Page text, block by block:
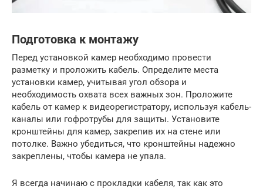
Подготовка к монтажу
Перед установкой камер необходимо провести
разметку и проложить кабель. Определите места
установки камер, учитывая угол обзора и
необходимость охвата всех важных зон. Проложите
кабель от камер к видеорегистратору, используя кабель-
каналы или гофротрубы для защиты. Установите
кронштейны для камер, закрепив их на стене или
потолке. Важно убедиться, что кронштейны надежно
закреплены, чтобы камера не упала.
Я всегда начинаю с прокладки кабеля, так как это